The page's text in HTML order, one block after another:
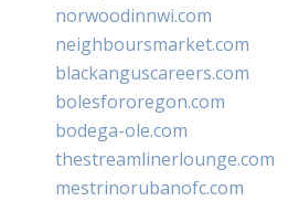
norwoodinnwi.com
neighboursmarket.com
blackanguscareers.com
bolesfororegon.com
bodega-ole.com
thestreamlinerlounge.com
mestrinorubanofc.com